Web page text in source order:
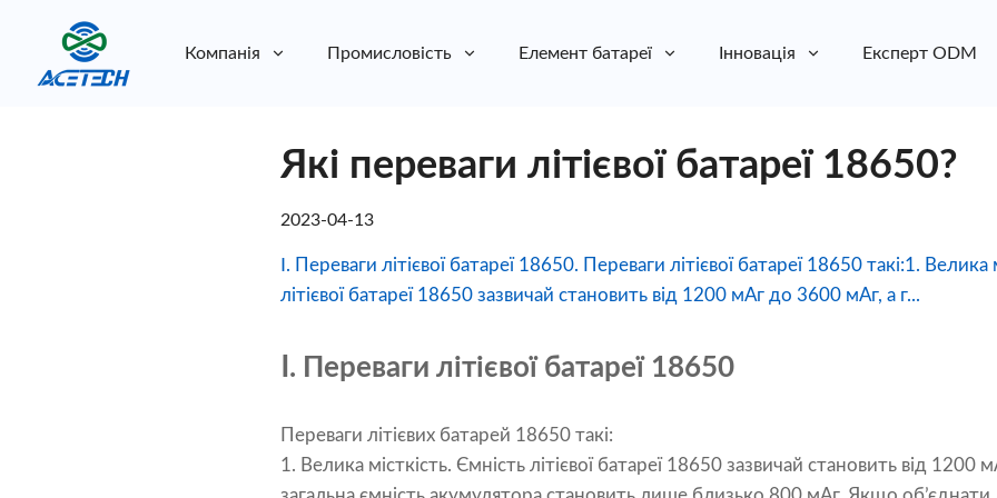
Компанія Промисловість Елемент батареї Інновація Експерт ODM
Які переваги літієвої батареї 18650?
2023-04-13
Ⅰ. Переваги літієвої батареї 18650. Переваги літієвої батареї 18650 такі:1. Велика
літієвої батареї 18650 зазвичай становить від 1200 мАг до 3600 мАг, а г...
Ⅰ. Переваги літієвої батареї 18650
Переваги літієвих батарей 18650 такі:
1. Велика місткість. Ємність літієвої батареї 18650 зазвичай становить від 1200